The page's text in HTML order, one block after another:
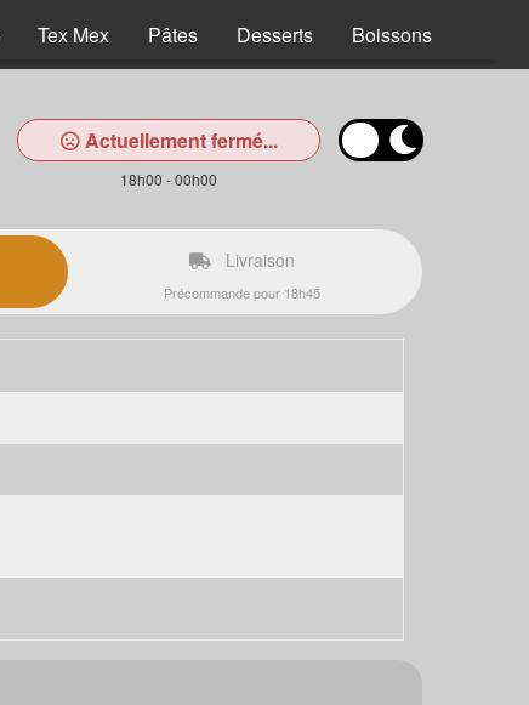
Tex Mex Pâtes Desserts Boissons
Actuellement fermé...
18h00 - 00h00
Livraison
Précommande pour 18h45